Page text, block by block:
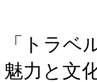
「トラベ
魅力と文